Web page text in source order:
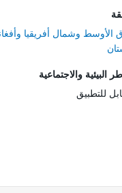
الأوسط وشمال أفريقيا
البيئية والاجتماعية
للتطبيق